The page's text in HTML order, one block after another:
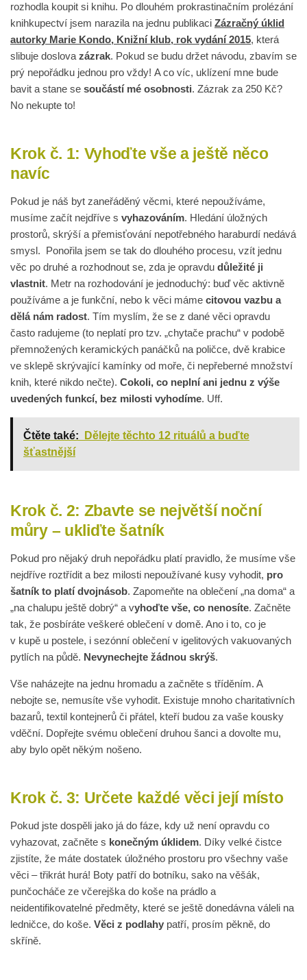
rozhodla koupit si knihu. Po dlouhém prokrastinačním prolézání
knihkupectví jsem narazila na jednu publikaci Zázračný úklid
autorky Marie Kondo, Knižní klub, rok vydání 2015, která
slibuje doslova zázrak. Pokud se budu držet návodu, zbavím se
prý nepořádku jednou pro vždy! A co víc, uklízení mne bude
bavit a stane se součástí mé osobnosti. Zázrak za 250 Kč?
No nekupte to!
Krok č. 1: Vyhoďte vše a ještě něco
navíc
Pokud je náš byt zaneřáděný věcmi, které nepoužíváme,
musíme začít nejdříve s vyhazováním. Hledání úložných
prostorů, skrýší a přemisťování nepotřebného haraburdí nedává
smysl. Ponořila jsem se tak do dlouhého procesu, vzít jednu
věc po druhé a rozhodnout se, zda je opravdu důležité ji
vlastnit. Metr na rozhodování je jednoduchý: buď věc aktivně
používáme a je funkční, nebo k věci máme citovou vazbu a
dělá nám radost. Tím myslím, že se z dané věci opravdu
často radujeme (to neplatí pro tzv. „chytače prachu“ v podobě
přemnožených keramických panáčků na poličce, dvě krabice
ve sklepě skrývající kamínky od moře, či nepřeberné množství
knih, které nikdo nečte). Cokoli, co neplní ani jednu z výše
uvedených funkcí, bez milosti vyhodíme. Uff.
Čtěte také:
Dělejte těchto 12 rituálů a buďte
šťastnější
Krok č. 2: Zbavte se největší noční
můry – ukliďte šatník
Pokud pro nějaký druh nepořádku platí pravidlo, že musíme vše
nejdříve roztřídit a bez milosti nepoužívané kusy vyhodit, pro
šatník to platí dvojnásob. Zapomeňte na oblečení „na doma“ a
„na chalupu ještě dobrý“ a vyhoďte vše, co nenosíte. Začněte
tak, že posbíráte veškeré oblečení v domě. Ano i to, co je
v kupě u postele, i sezónní oblečení v igelitových vakuovaných
pytlích na půdě. Nevynechejte žádnou skrýš.
Vše naházejte na jednu hromadu a začněte s tříděním. A
nebojte se, nemusíte vše vyhodit. Existuje mnoho charitativních
bazarů, textil kontejnerů či přátel, kteří budou za vaše kousky
vděční. Dopřejte svému oblečení druhou šanci a dovolte mu,
aby bylo opět někým nošeno.
Krok č. 3: Určete každé věci její místo
Pokud jste dospěli jako já do fáze, kdy už není opravdu co
vyhazovat, začněte s konečným úklidem. Díky velké čistce
zjistíte, že máte dostatek úložného prostoru pro všechny vaše
věci – třikrát hurá! Boty patří do botníku, sako na věšák,
punčocháče ze včerejška do koše na prádlo a
neidentifikovatelné předměty, které se ještě donedávna váleli na
ledničce, do koše. Věci z podlahy patří, prosím pěkně, do
skříně.